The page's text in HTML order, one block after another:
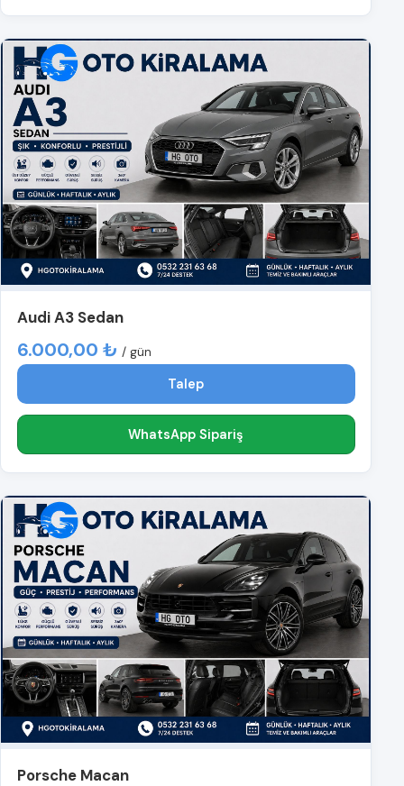
Audi A3 Sedan
6.000,00 ₺ / gün
Talep
WhatsApp Sipariş
Porsche Macan